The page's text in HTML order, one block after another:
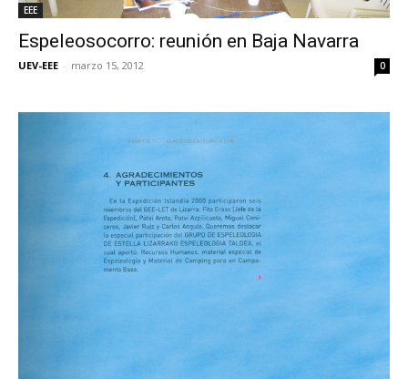
EEE
Espeleosocorro: reunión en Baja Navarra
UEV-EEE - marzo 15, 2012 0